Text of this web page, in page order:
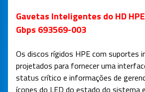
Gavetas Inteligentes do HD HPE
Gbps 693569-003
Os discos rígidos HPE com suportes
projetados para fornecer uma
status crítico e informações de
ícones do LED do estado do sistema